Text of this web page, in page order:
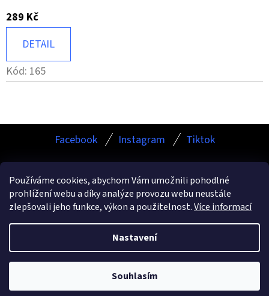
Používáme cookies, abychom Vám umožnili pohodlné
prohlížení webu a díky analýze provozu webu neustále
zlepšovali jeho funkce, výkon a použitelnost.Více informací
Nastavení
Souhlasím
289 Kč
DETAIL
Kód: 165
P
Facebook Instagram Tiktok
FacebookInstagramTikTok
Vytvořil Shoptet
Copyright 2026ESHOP.KAMURCLEANING.CZ. Všechna